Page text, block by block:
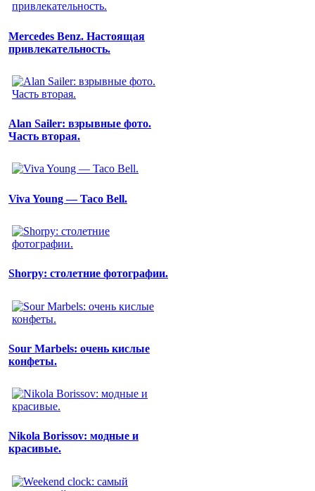
Mercedes Benz. Настоящая
привлекательность.
Alan Sailer: взрывные фото.
Часть вторая.
Viva Young — Taco Bell.
Shorpy: столетние фотографии.
Sour Marbels: очень кислые
конфеты.
Nikola Borissov: модные и
красивые.